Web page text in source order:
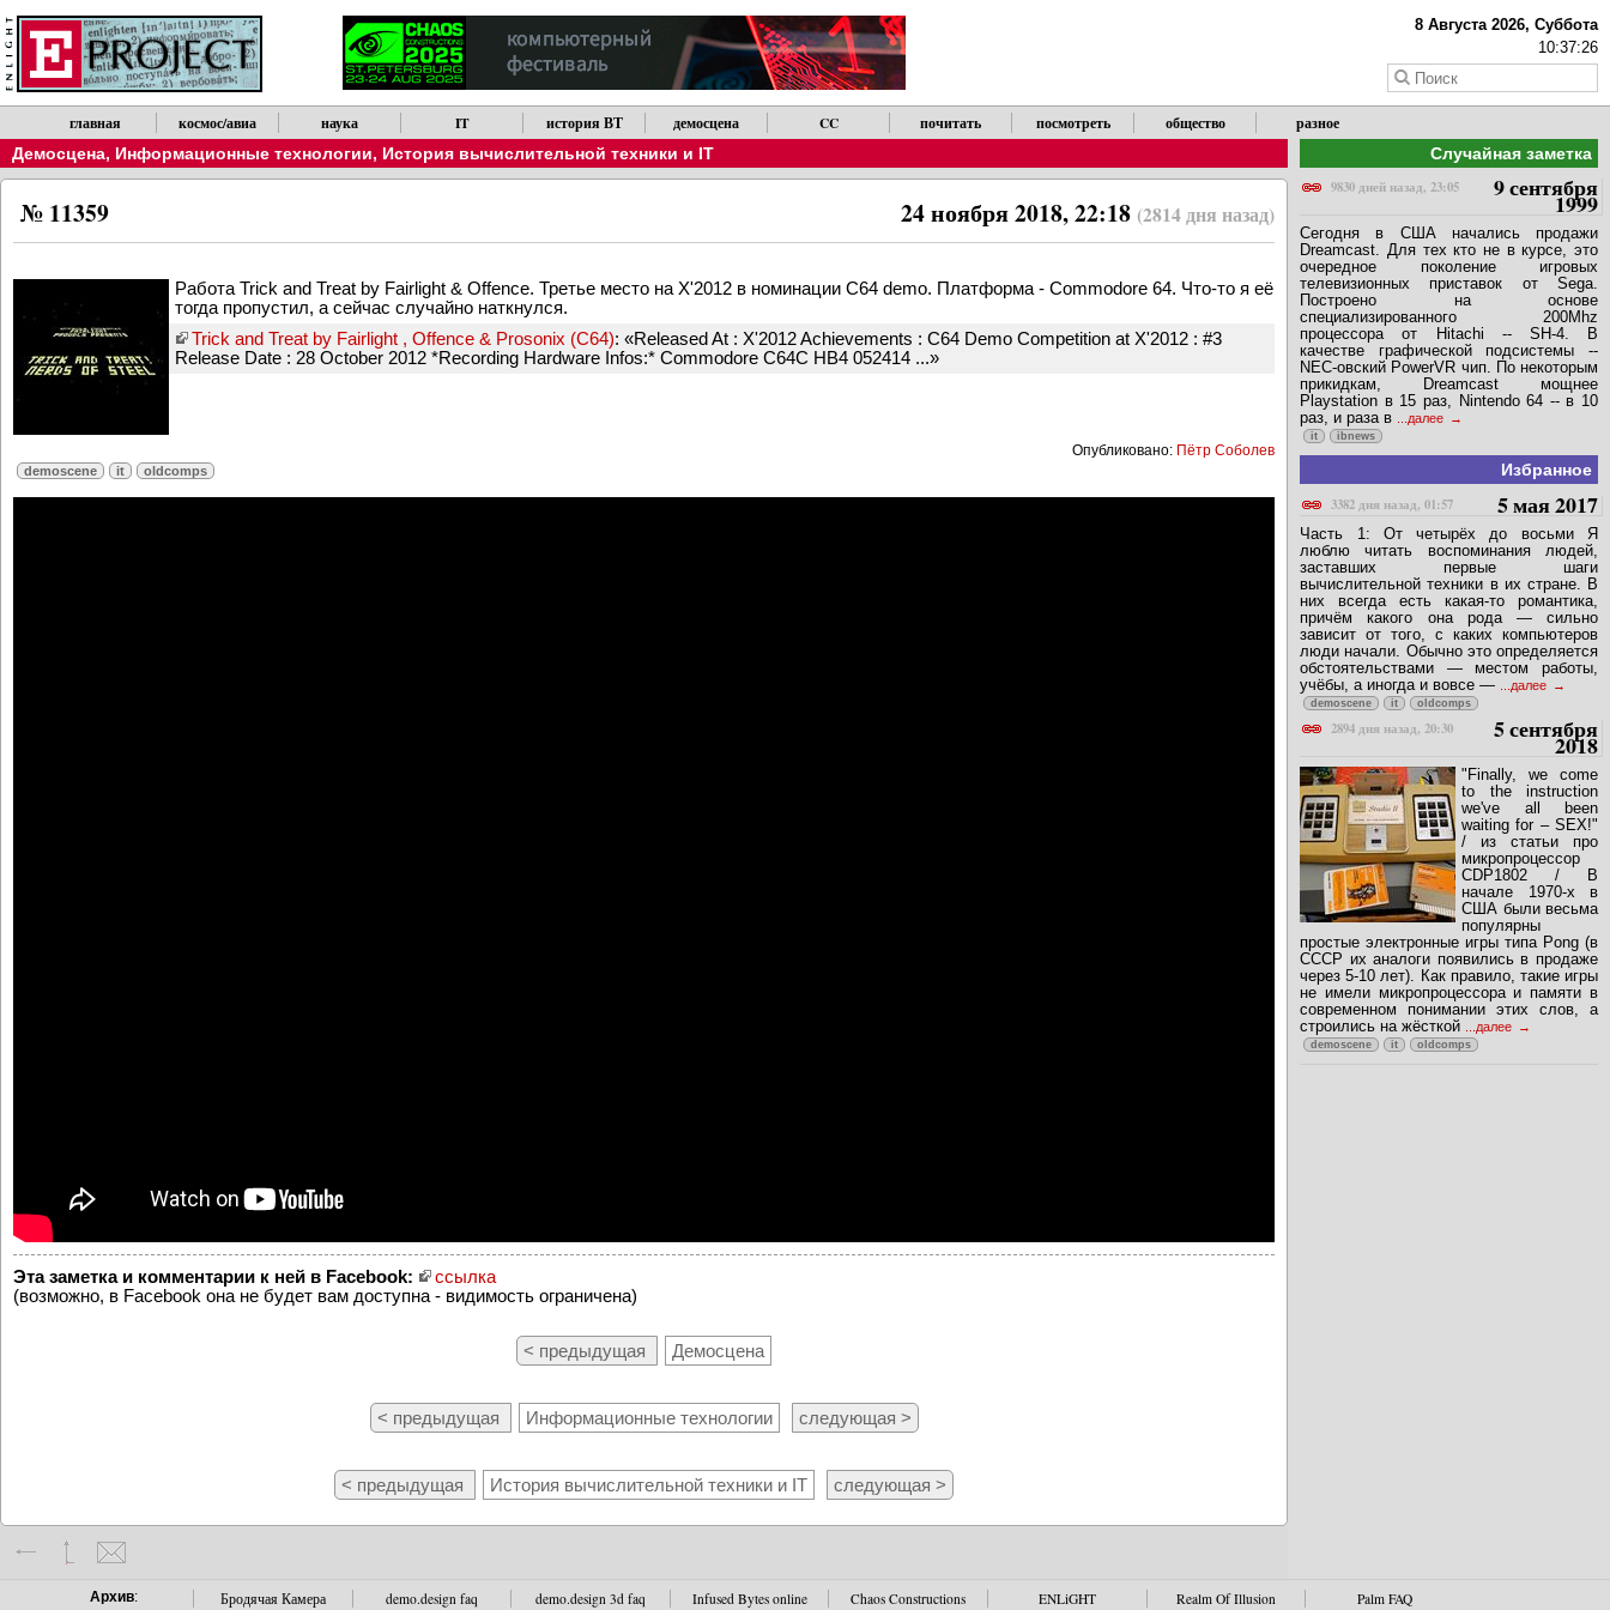
8 Августа 2026, Суббота
10:37:26
главная космос/авиа наука IT история ВТ демосцена CC почитать посмотреть общество разное
Демосцена, Информационные технологии, История вычислительной техники и IT
24 ноября 2018, 22:18 (2814 дня назад)
№ 11359
Работа Trick and Treat by Fairlight & Offence. Третье место на X'2012 в номинации C64 demo. Платформа - Commodore 64. Что-то я её
тогда пропустил, а сейчас случайно наткнулся.
Trick and Treat by Fairlight , Offence & Prosonix (C64): «Released At : X'2012 Achievements : C64 Demo Competition at X'2012 : #3
Release Date : 28 October 2012 *Recording Hardware Infos:* Commodore C64C HB4 052414 ...»
Опубликовано: Пётр Соболев
demoscene it oldcomps
Эта заметка и комментарии к ней в Facebook:
ссылка
(возможно, в Facebook она не будет вам доступна - видимость ограничена)
< предыдущая Демосцена
< предыдущая Информационные технологии следующая >
< предыдущая История вычислительной техники и IT следующая >
Случайная заметка
9830 дней назад, 23:05
9 сентября
1999
Сегодня в США начались продажи
Dreamcast. Для тех кто не в курсе, это
очередное поколение игровых
телевизионных приставок от Sega.
Построено на основе
специализированного 200Mhz
процессора от Hitachi -- SH-4. В
качестве графической подсистемы --
NEC-овский PowerVR чип. По некоторым
прикидкам, Dreamcast мощнее
Playstation в 15 раз, Nintendo 64 -- в 10
раз, и раза в ...далее
it ibnews
Избранное
3382 дня назад, 01:57
5 мая 2017
Часть 1: От четырёх до восьми Я
люблю читать воспоминания людей,
заставших первые шаги
вычислительной техники в их стране. В
них всегда есть какая-то романтика,
причём какого она рода — сильно
зависит от того, с каких компьютеров
люди начали. Обычно это определяется
обстоятельствами — местом работы,
учёбы, а иногда и вовсе —
...далее
demoscene it oldcomps
2894 дня назад, 20:30 5 сентября
2018
"Finally, we come
to the instruction
we've all been
waiting for – SEX!"
/ из статьи про
микропроцессор
CDP1802 / В
начале 1970-х в
США были весьма
популярны
простые электронные игры типа Pong (в
СССР их аналоги появились в продаже
через 5-10 лет). Как правило, такие игры
не имели микропроцессора и памяти в
современном понимании этих слов, а
строились на жёсткой
...далее
demoscene it oldcomps
Архив: Бродячая Камера demo.design faq demo.design 3d faq Infused Bytes online Chaos Constructions ENLiGHT Realm Of Illusion Palm FAQ